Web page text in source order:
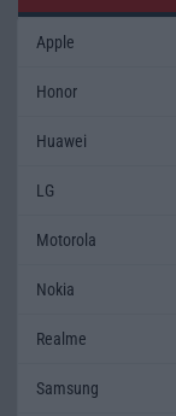
Apple
Honor
Huawei
LG
Motorola
Nokia
Realme
Samsung